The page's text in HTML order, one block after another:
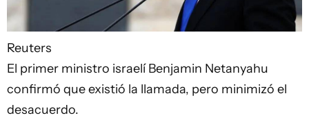
Reuters
El primer ministro israelí Benjamin Netanyahu
confirmó que existió la llamada, pero minimizó el
desacuerdo.